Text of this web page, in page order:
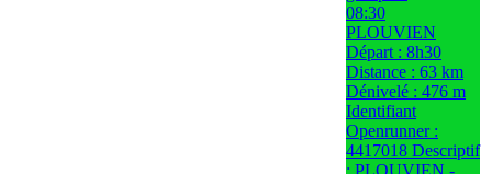
08:30
PLOUVIEN
Départ : 8h30
Distance : 63 km
Dénivelé : 476 m
Identifiant
Openrunner :
4417018 Descriptif